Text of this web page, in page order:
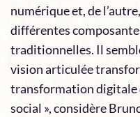
numérique et, de
différentes
traditionnelles. Il
vision articulée
transformation digitale
social », considère